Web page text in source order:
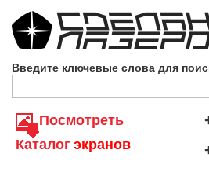
Введите ключевые слова для
Посмотреть
Каталог экранов